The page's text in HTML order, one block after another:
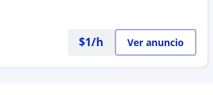
$1/h Ver anuncio